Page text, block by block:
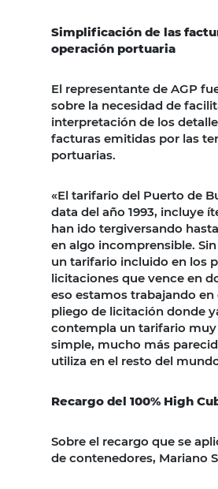
Simplificación de las
operación portuaria
El representante de AGP
sobre la necesidad de
interpretación de los
facturas emitidas por las
portuarias.
«El tarifario del Puerto de
data del año 1993, incluye
han ido tergiversando
en algo incomprensible.
un tarifario incluido en los
licitaciones que vence en
eso estamos trabajando en
pliego de licitación donde
contempla un tarifario
simple, mucho más
utiliza en el resto del
Recargo del 100% High
Sobre el recargo que se
de contenedores, Mariano